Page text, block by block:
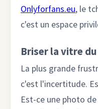
Onlyforfans.eu, le
c'est un espace
Briser la vitre
La plus grande
c'est l'incertitude.
Est-ce une photo